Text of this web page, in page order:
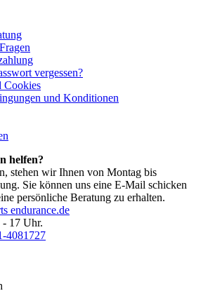
vergessen?
Cookies
und Konditionen
helfen?
stehen wir Ihnen von Montag bis
Sie können uns eine E-Mail schicken
persönliche Beratung zu erhalten.
endurance.de
17 Uhr.
4081727